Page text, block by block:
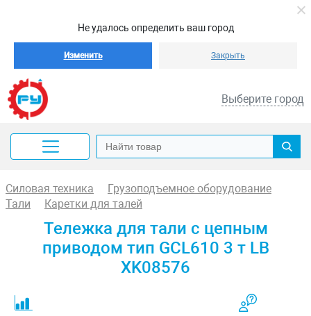
Не удалось определить ваш город
Изменить Закрыть
Выберите город
Силовая техника
Грузоподъемное оборудование
Тали
Каретки для талей
Тележка для тали с цепным
приводом тип GCL610 3 т LB
XK08576